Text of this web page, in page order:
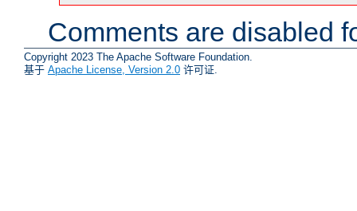
Comments are disabled
Copyright 2023 The Apache Software Foundation.
基于 Apache License, Version 2.0 许可证.